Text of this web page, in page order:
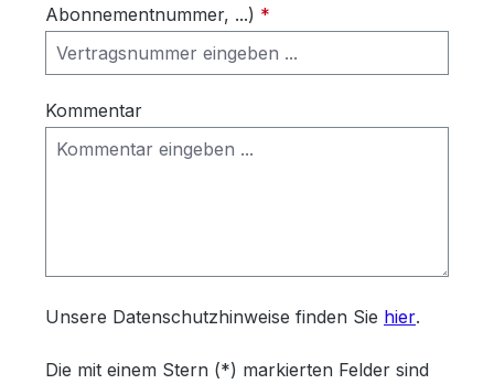
Abonnementnummer, ...) *
Kommentar
Unsere Datenschutzhinweise finden Sie hier.
Die mit einem Stern (*) markierten Felder sind